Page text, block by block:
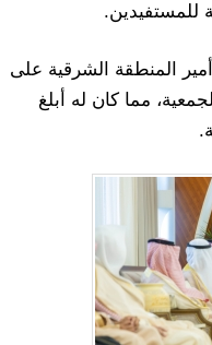
للمستفيدين.
المنطقة الشرقية على
مما كان له أبلغ